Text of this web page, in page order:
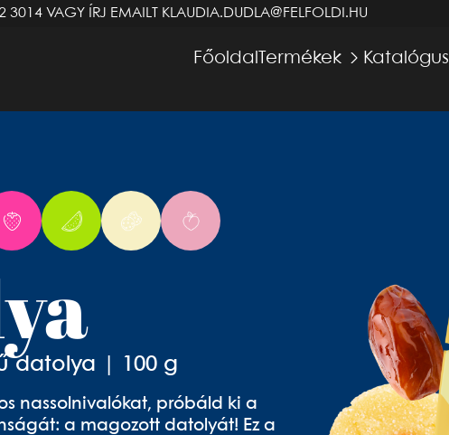
3014 VAGY ÍRJ EMAILT KLAUDIA.DUDLA@FELFOLDI.HU
Főoldal Termékek Katalógus
datolya | 100 g
nassolnivalókat, próbáld ki a
a magozott datolyát! Ez a